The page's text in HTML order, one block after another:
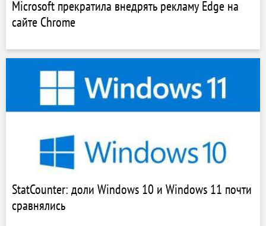
Microsoft прекратила внедрять рекламу Edge на
сайте Chrome
StatCounter: доли Windows 10 и Windows 11 почти
сравнялись